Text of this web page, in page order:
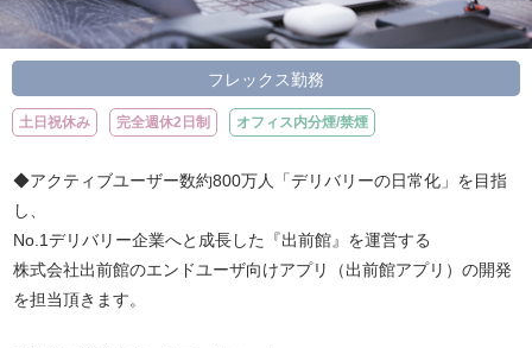
フレックス勤務
土日祝休み 完全週休2日制 オフィス内分煙/禁煙
◆アクティブユーザー数約800万人「デリバリーの日常化」を目指
し、
No.1デリバリー企業へと成長した『出前館』を運営する
株式会社出前館のエンドユーザ向けアプリ（出前館アプリ）の開発
を担当頂きます。